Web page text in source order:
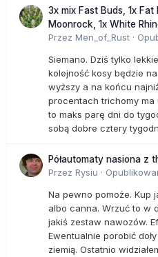
3x mix Fast Buds, 1x
Moonrock, 1x White
Przez Men_of_Rust ·
Siemano. Dziś tylko
kolejność kosy będzie
wyższy a na końcu
procentach trichomy ma
to maks parę dni do
sobą dobre cztery
Półautomaty nasiona z
Przez Rysiu ·
Na pewno pomoże. Kup
albo canna. Wrzuć to w
jakiś zestaw nawozów.
Ewentualnie porobić
ziemią. Ostatnio